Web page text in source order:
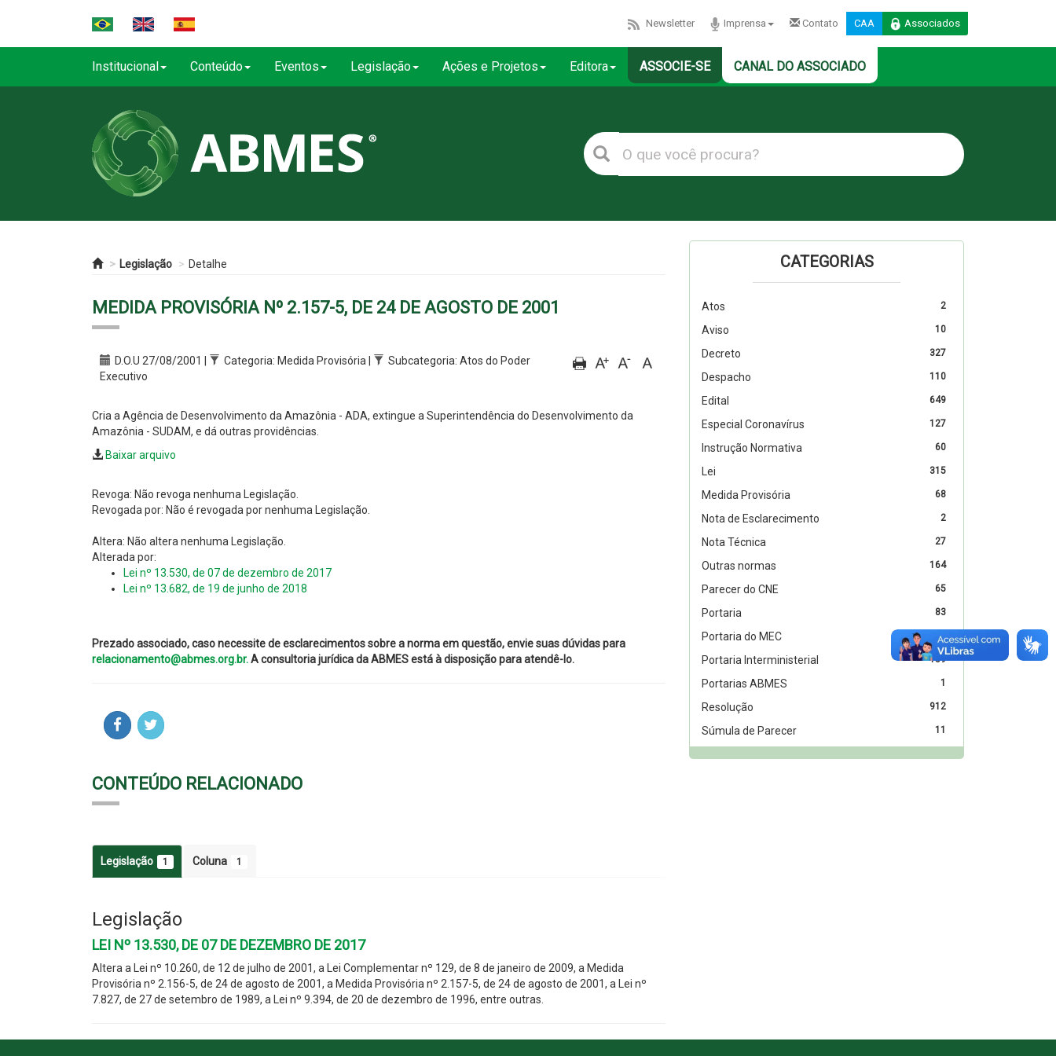
Newsletter Imprensa Contato CAA Associados
Institucional Conteúdo Eventos Legislação Ações e Projetos Editora ASSOCIE-SE CANAL DO ASSOCIADO
Legislação Detalhe
MEDIDA PROVISÓRIA Nº 2.157-5, DE 24 DE AGOSTO DE 2001
D.O.U 27/08/2001 | Categoria: Medida Provisória |
Subcategoria: Atos do Poder
Executivo
Cria a Agência de Desenvolvimento da Amazônia - ADA, extingue a Superintendência do Desenvolvimento da
Amazônia - SUDAM, e dá outras providências.
Baixar arquivo
Revoga: Não revoga nenhuma Legislação.
Revogada por: Não é revogada por nenhuma Legislação.
Altera: Não altera nenhuma Legislação.
Alterada por:
Lei nº 13.530, de 07 de dezembro de 2017
Lei nº 13.682, de 19 de junho de 2018
Prezado associado, caso necessite de esclarecimentos sobre a norma em questão, envie suas dúvidas para
relacionamento@abmes.org.br.A consultoria jurídica da ABMES está à disposição para atendê-lo.
CONTEÚDO RELACIONADO
Legislação 1 Coluna 1
Legislação
LEI Nº 13.530, DE 07 DE DEZEMBRO DE 2017
Altera a Lei nº 10.260, de 12 de julho de 2001, a Lei Complementar nº 129, de 8 de janeiro de 2009, a Medida
Provisória nº 2.156-5, de 24 de agosto de 2001, a Medida Provisória nº 2.157-5, de 24 de agosto de 2001, a Lei nº
7.827, de 27 de setembro de 1989, a Lei nº 9.394, de 20 de dezembro de 1996, entre outras.
CATEGORIAS
2
Atos
10
Aviso
327
Decreto
110
Despacho
649
Edital
127
Especial Coronavírus
60
Instrução Normativa
315
Lei
68
Medida Provisória
2
Nota de Esclarecimento
27
Nota Técnica
164
Outras normas
65
Parecer do CNE
83
Portaria
2313
Portaria do MEC
159
Portaria Interministerial
1
Portarias ABMES
912
Resolução
11
Súmula de Parecer